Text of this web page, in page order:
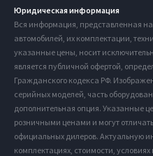
Юридическая информация
Вся информация, представленная
автомобилей, их комплектации,
указанные цены, носит
является публичной офертой,
Гражданского кодекса РФ.
серийных моделей, часть
дополнительная опция. Указанные
розничными ценами и могут
официальных дилеров. Актуальную
комплектациях, стоимости,